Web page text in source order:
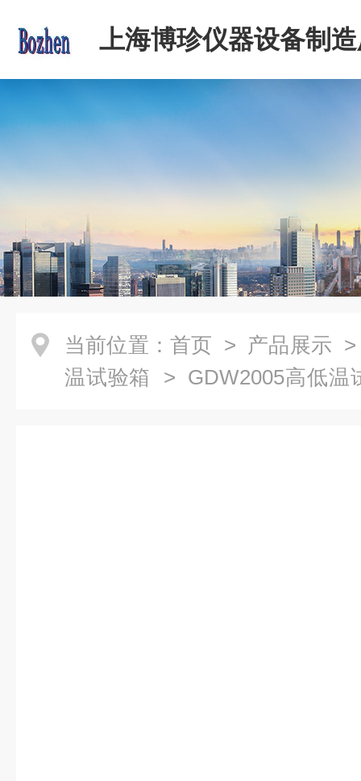
上海博珍仪器设备制
当前位置： 首页 > 产品展示
温试验箱 > GDW2005高低温